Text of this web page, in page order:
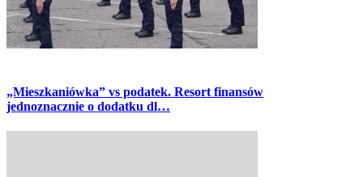
„Mieszkaniówka” vs podatek. Resort finansów
jednoznacznie o dodatku dl…